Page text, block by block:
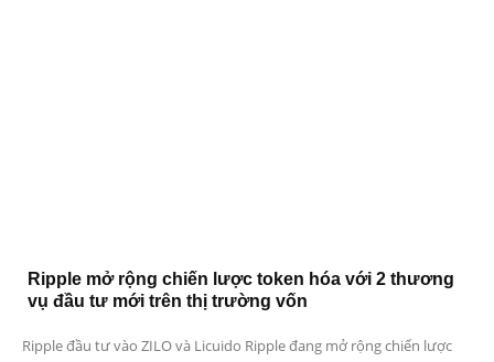
Ripple mở rộng chiến lược token hóa với 2 thương
vụ đầu tư mới trên thị trường vốn
Ripple đầu tư vào ZILO và Licuido Ripple đang mở rộng chiến lược